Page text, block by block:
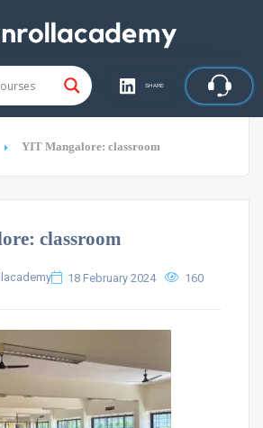
SHARE
YIT Mangalore: classroom
classroom
18 February 2024 160